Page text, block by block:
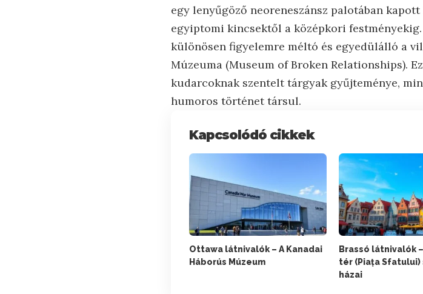
egy lenyűgöző neoreneszánsz palotában
egyiptomi kincsektől a középkori
különösen figyelemre méltó és egyedülálló a
Múzeuma (Museum of Broken Relationships).
kudarcoknak szentelt tárgyak gyűjteménye,
humoros történet társul.
Kapcsolódó cikkek
Ottawa látnivalók – A Kanadai
Háborús Múzeum
Brassó látnivalók
tér (Piața Sfatului)
házai